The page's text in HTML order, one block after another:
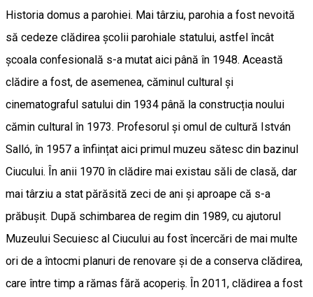
Historia domus a parohiei. Mai târziu, parohia a fost nevoită
să cedeze clădirea școlii parohiale statului, astfel încât
școala confesională s-a mutat aici până în 1948. Această
clădire a fost, de asemenea, căminul cultural și
cinematograful satului din 1934 până la construcția noului
cămin cultural în 1973. Profesorul și omul de cultură István
Salló, în 1957 a înființat aici primul muzeu sătesc din bazinul
Ciucului. În anii 1970 în clădire mai existau săli de clasă, dar
mai târziu a stat părăsită zeci de ani și aproape că s-a
prăbușit. După schimbarea de regim din 1989, cu ajutorul
Muzeului Secuiesc al Ciucului au fost încercări de mai multe
ori de a întocmi planuri de renovare și de a conserva clădirea,
care între timp a rămas fără acoperiș. În 2011, clădirea a fost